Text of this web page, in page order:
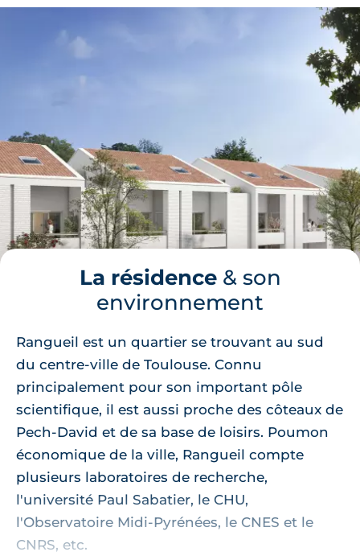
La résidence& son
environnement
Rangueil est un quartier se trouvant au sud
du centre-ville de Toulouse. Connu
principalement pour son important pôle
scientifique, il est aussi proche des côteaux de
Pech-David et de sa base de loisirs. Poumon
économique de la ville, Rangueil compte
plusieurs laboratoires de recherche,
l'université Paul Sabatier, le CHU,
l'Observatoire Midi-Pyrénées, le CNES et le
CNRS, etc.